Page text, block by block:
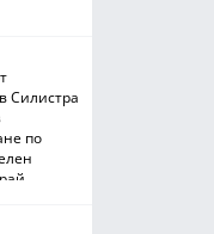
Силистра
по